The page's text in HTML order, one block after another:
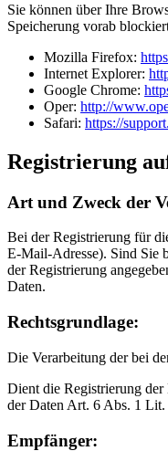
Sie können über Ihre
Speicherung vorab
Mozilla Firefox:
Internet Explorer:
Google Chrome:
Oper: http://
Safari: https://
Registrierung
Art und Zweck der
Bei der Registrierung für
E-Mail-Adresse). Sind Sie
der Registrierung
Daten.
Rechtsgrundlage:
Die Verarbeitung der bei
Dient die Registrierung der
der Daten Art. 6 Abs. 1
Empfänger: